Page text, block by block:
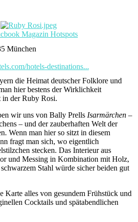
Magazin Hotspots
München
hotels-destinations...
die Heimat deutscher Folklore und
hier bestens der Wirklichkeit
in der Ruby Rosi.
wir uns von Bally Prells Isarmärchen –
– und der zauberhaften Welt der
Wenn man hier so sitzt in diesem
fragt man sich, wo eigentlich
stecken. Das Interieur aus
und Messing in Kombination mit Holz,
Stahl würde sicher beiden gut
Karte alles von gesundem Frühstück und
Cocktails und spätabendlichen